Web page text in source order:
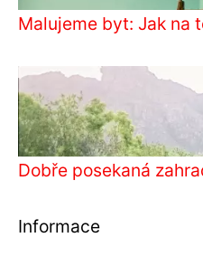
Malujeme byt: Jak na
Dobře posekaná
Informace